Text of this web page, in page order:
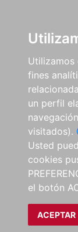
Utilizamos
fines
un perfil
visitados).
Usted
cookies
el botón
ACEPTAR